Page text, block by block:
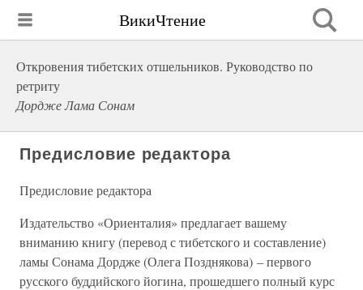
ВикиЧтение
Откровения тибетских отшельников. Руководство по
ретриту
Дордже Лама Сонам
Предисловие редактора
Предисловие редактора
Издательство «Ориенталия» предлагает вашему
вниманию книгу (перевод с тибетского и составление)
ламы Сонама Дордже (Олега Позднякова) – первого
русского буддийского йогина, прошедшего полный курс